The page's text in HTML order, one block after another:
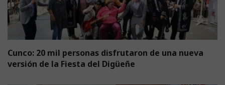
Cunco: 20 mil personas disfrutaron de una nueva
versión de la Fiesta del Digüeñe